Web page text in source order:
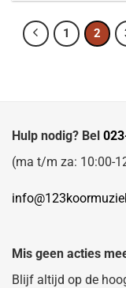
1 2
Hulp nodig? Bel
(ma t/m za: 10:00-
Mis geen acties
Blijf altijd op de